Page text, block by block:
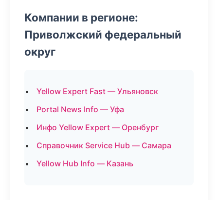
Компании в регионе:
Приволжский федеральный
округ
Yellow Expert Fast — Ульяновск
Portal News Info — Уфа
Инфо Yellow Expert — Оренбург
Справочник Service Hub — Самара
Yellow Hub Info — Казань